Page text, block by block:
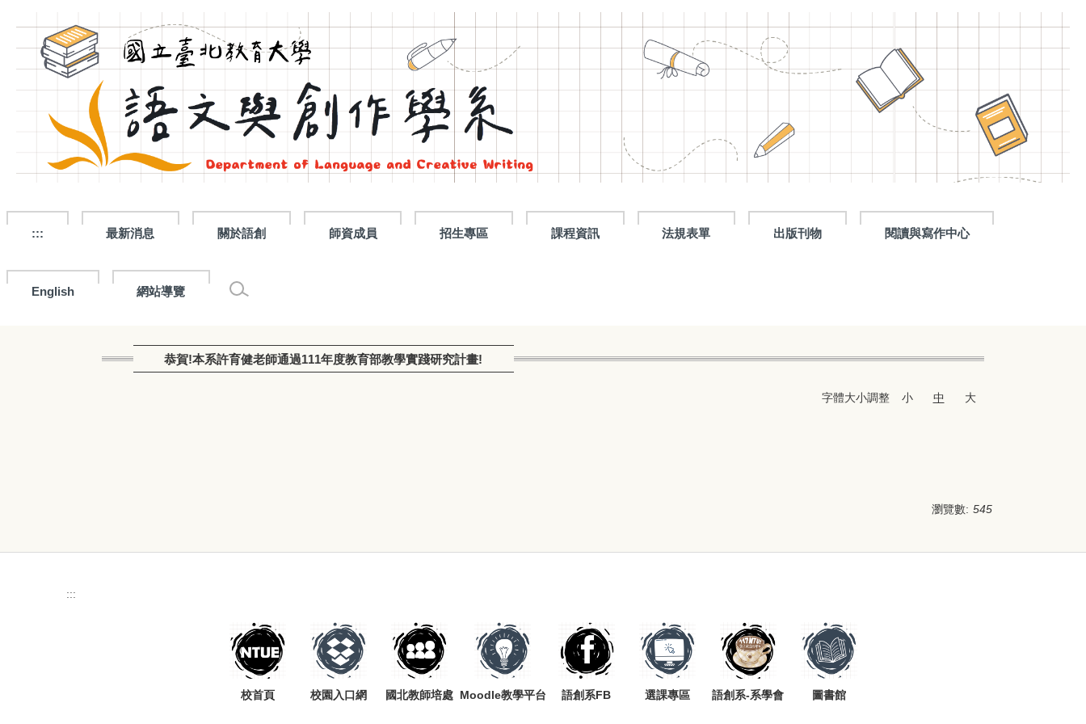
到
主
::: 最新消息 關於語創 師資成員 招生專區 課程資訊 法規表單 出版刊物 閱讀與寫作中心
English 網站導覽
恭賀!本系許育健老師通過111年度教育部教學實踐研究計畫!
字體大小調整 小 中 大
瀏覽數: 545
:::
校首頁 校園入口網 國北教師培處 Moodle教學平台 語創系FB 選課專區 語創系-系學會 圖書館